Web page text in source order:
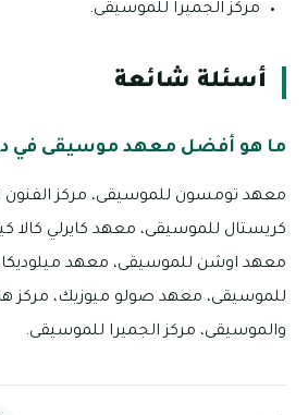
مركز الجميرا للموسيقى.
أسئلة شائعة
ما هو أفضل معهد موسيقى في
معهد تومسون للموسيقى، مركز
كريستال للموسيقى، معهد كايرلي كالا
معهد اوشن للموسيقى، معهد
للموسيقى، معهد صولو ميوزيك، مركز
والموسيقى، مركز الجميرا للموسيقى.